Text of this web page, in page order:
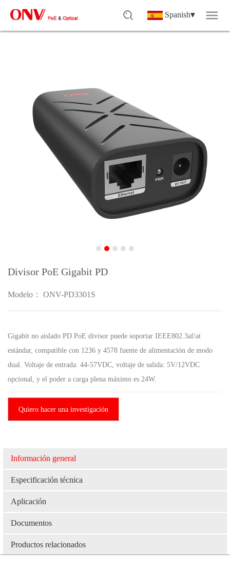
Spanish▾
Divisor PoE Gigabit PD
Modelo： ONV-PD3301S
Gigabit no aislado PD PoE divisor puede soportar IEEE802.3af/at
estándar, compatible con 1236 y 4578 fuente de alimentación de modo
dual. Voltaje de entrada: 44-57VDC, voltaje de salida: 5V/12VDC
opcional, y el poder a carga plena máximo es 24W.
Quiero hacer una investigación
Información general
Especificación técnica
Aplicación
Documentos
Productos relacionados